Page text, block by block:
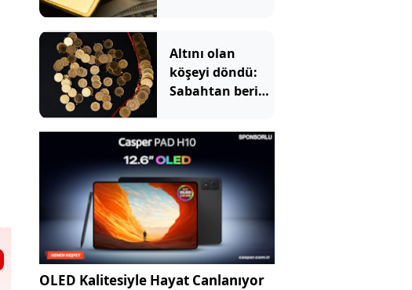
Altını olan
köşeyi döndü:
Sabahtan beri
kazandırdı
OLED Kalitesiyle Hayat Canlanıyor